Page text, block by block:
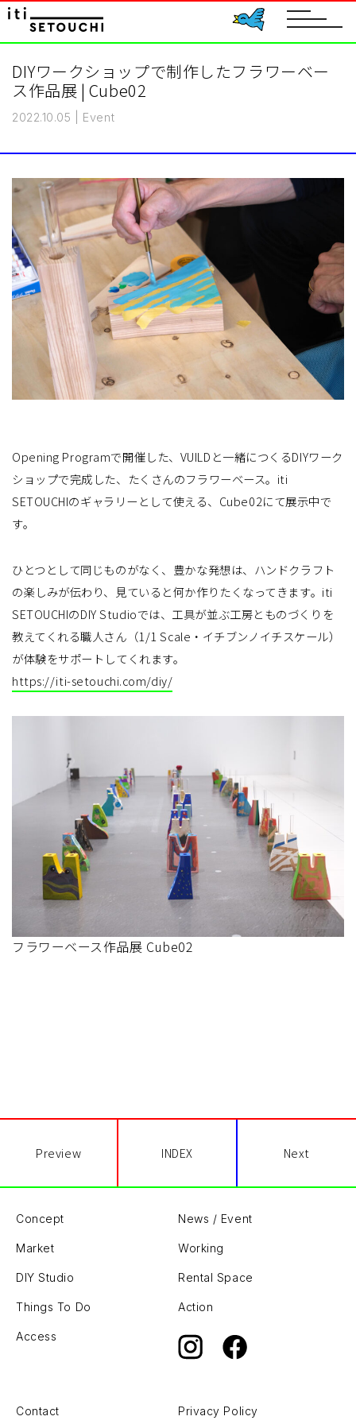
toggle
DIYワークショップで制作したフラワーベー
ス作品展 | Cube02
2022.10.05 Event
Opening Programで開催した、VUILDと一緒につくるDIYワーク
ショップで完成した、たくさんのフラワーベース。iti
SETOUCHIのギャラリーとして使える、Cube02にて展示中で
す。
ひとつとして同じものがなく、豊かな発想は、ハンドクラフト
の楽しみが伝わり、見ていると何か作りたくなってきます。iti
SETOUCHIのDIY Studioでは、工具が並ぶ工房とものづくりを
教えてくれる職人さん（1/1 Scale・イチブンノイチスケール）
が体験をサポートしてくれます。
https://iti-setouchi.com/diy/
フラワーベース作品展 Cube02
Preview INDEX Next
Concept News / Event
Market Working
DIY Studio Rental Space
Things To Do Action
Access
Contact Privacy Policy